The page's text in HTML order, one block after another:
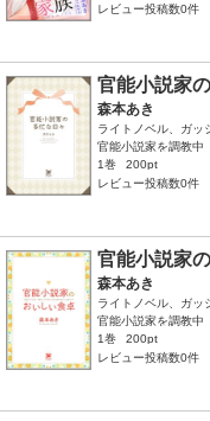
レビュー投稿数0件
官能小説家
森本あき
ライトノベル、ガッ
官能小説家を調教中
1巻
200pt
レビュー投稿数0件
官能小説家
森本あき
ライトノベル、ガッ
官能小説家を調教中
1巻
200pt
レビュー投稿数0件